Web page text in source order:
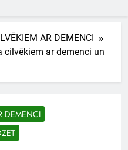
AR DEMENCI
ar demenci un
DEMENCI